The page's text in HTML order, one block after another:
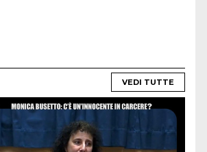
VEDI TUTTE